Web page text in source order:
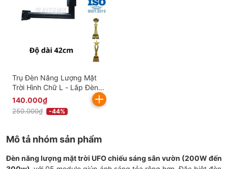
Trụ Đèn Năng Lượng Mặt
Trời Hình Chữ L - Lắp Đèn
Năng Lượng Mặt Trời Đĩa
Bay UFO
140.000₫
250.000₫ -44%
Mô tả nhóm sản phẩm
Đèn năng lượng mặt trời UFO chiếu sáng sân vườn (200W đến